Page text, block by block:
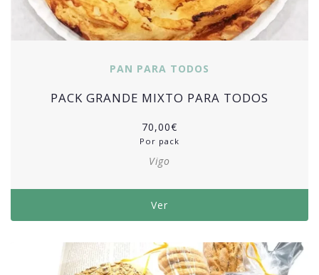
PAN PARA TODOS
PACK GRANDE MIXTO PARA TODOS
70,00€
Por pack
Vigo
Ver